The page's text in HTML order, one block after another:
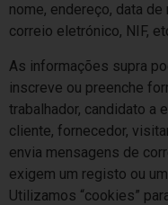
nome, endereço, data
correio eletrónico, NIF,
As informações supra
inscreve ou preenche
trabalhador, candidato a
cliente, fornecedor,
envia mensagens de
exigem um registo ou
Utilizamos “cookies”